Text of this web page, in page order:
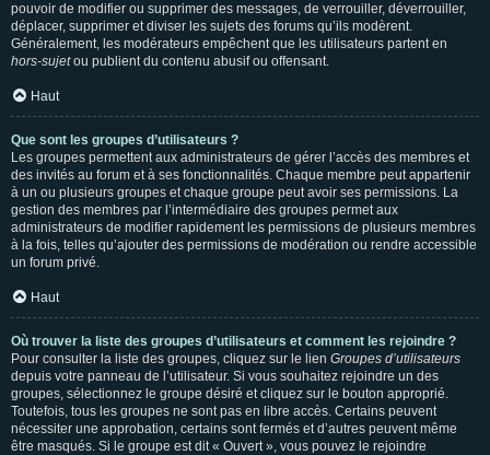
pouvoir de modifier ou supprimer des messages, de verrouiller, déverrouiller,
déplacer, supprimer et diviser les sujets des forums qu’ils modèrent.
Généralement, les modérateurs empêchent que les utilisateurs partent en
hors-sujetou publient du contenu abusif ou offensant.
Haut
Que sont les groupes d’utilisateurs ?
Les groupes permettent aux administrateurs de gérer l’accès des membres et
des invités au forum et à ses fonctionnalités. Chaque membre peut appartenir
à un ou plusieurs groupes et chaque groupe peut avoir ses permissions. La
gestion des membres par l’intermédiaire des groupes permet aux
administrateurs de modifier rapidement les permissions de plusieurs membres
à la fois, telles qu’ajouter des permissions de modération ou rendre accessible
un forum privé.
Haut
Où trouver la liste des groupes d’utilisateurs et comment les rejoindre ?
Pour consulter la liste des groupes, cliquez sur le lien Groupes d’utilisateurs
depuis votre panneau de l’utilisateur. Si vous souhaitez rejoindre un des
groupes, sélectionnez le groupe désiré et cliquez sur le bouton approprié.
Toutefois, tous les groupes ne sont pas en libre accès. Certains peuvent
nécessiter une approbation, certains sont fermés et d’autres peuvent même
être masqués. Si le groupe est dit « Ouvert », vous pouvez le rejoindre